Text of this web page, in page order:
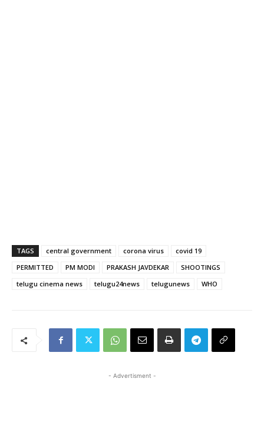
TAGS central government corona virus
covid 19
PERMITTED
PM MODI PRAKASH JAVDEKAR
SHOOTINGS
telugu cinema news
telugu24news telugunews WHO
- Advertisment -